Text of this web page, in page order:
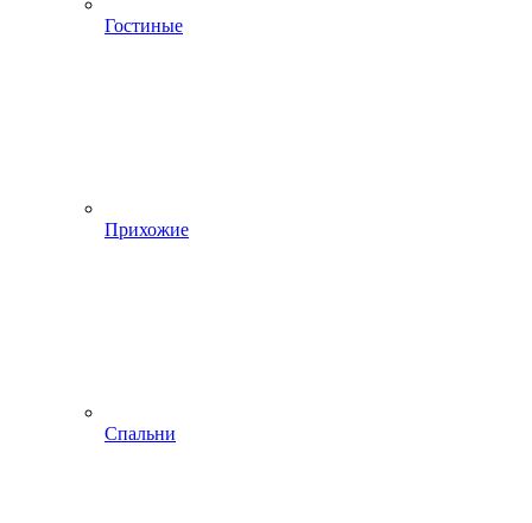
Гостиные
Прихожие
Спальни